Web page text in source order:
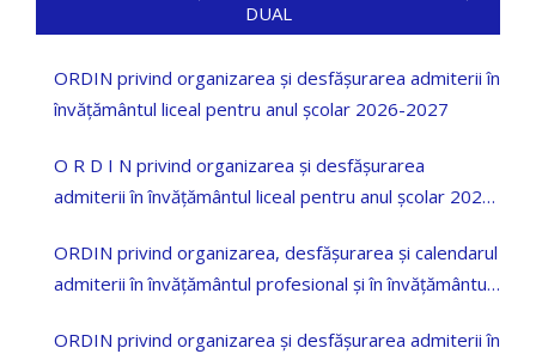
DUAL
ORDIN privind organizarea și desfășurarea admiterii în
învățământul liceal pentru anul școlar 2026-2027
O R D I N privind organizarea și desfășurarea
admiterii în învățământul liceal pentru anul școlar 2025
ORDIN privind organizarea, desfășurarea și calendarul
admiterii în învățământul profesional și în învățământul
ORDIN privind organizarea și desfășurarea admiterii în